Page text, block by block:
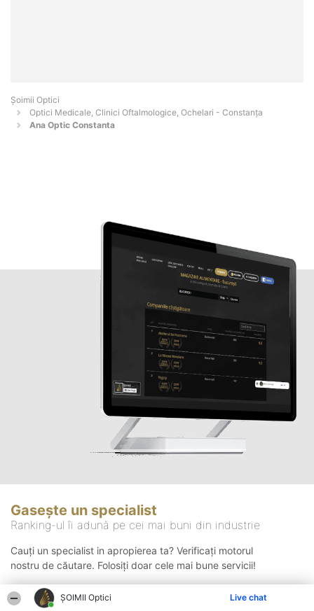
ȘOIMII Optici Live chat
Șoimii Optici
Optici Medicale, Clinici Oftalmologice, Ochelari - Constanţa
Ana Optic Constanta
Gasește un specialist
Ranking-ul îi adună pe cei mai buni din industrie
Cauți un specialist in apropierea ta? Verificați motorul
nostru de căutare. Folosiți doar cele mai bune servicii!